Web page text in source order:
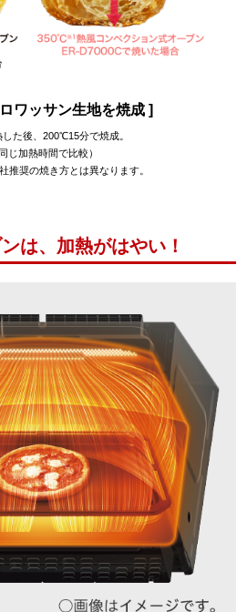
ワッサン生地を焼成 ]
た後、200℃15分で焼成。
同じ加熱時間で比較）
推奨の焼き方とは異なります。
は、加熱がはやい！